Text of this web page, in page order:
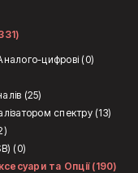
цифрові (0)
(25)
спектру (13)
(0)
та Опції (190)